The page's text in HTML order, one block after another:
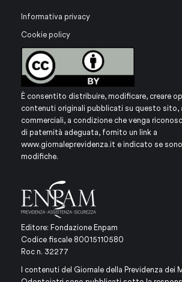
Informativa privacy
Cookie policy
È consentito distribuire, modificare, creare
contenuti originali pubblicati su questo sito,
commerciali, a condizione che venga
di paternità adeguata, fornito un link a
www.giornaleprevidenza.it e indicato se
modifiche.
Editore: Fondazione Enpam
Codice fiscale 80015110580
Roc n. 32277
I contenuti del Giornale della Previdenza dei